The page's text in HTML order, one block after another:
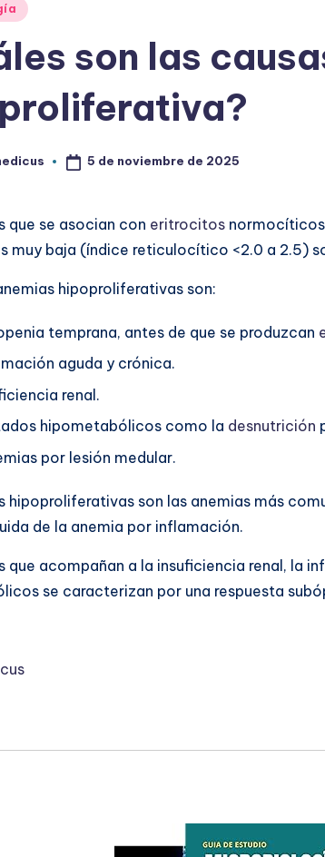
son las
5 de noviembre de 2025
que se asocian con eritrocitos
muy baja (índice reticulocítico <2.0 a 2.5)
hipoproliferativas son:
temprana, antes de que se produzcan
aguda y crónica.
renal.
hipometabólicos como la desnutrición
por lesión medular.
hipoproliferativas son las anemias más
de la anemia por inflamación.
que acompañan a la insuficiencia renal, la
se caracterizan por una respuesta